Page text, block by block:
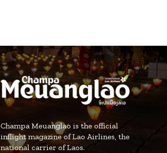
Champa Meuanglao is the official
inflight magazine of Lao Airlines, the
national carrier of Laos.